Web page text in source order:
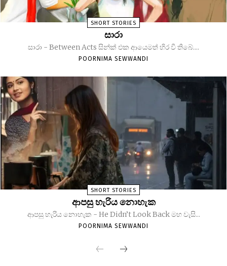
SHORT STORIES
සාරා
සාරා - Between Acts සින්ක් එක ආයෙමත් හිර වී තිබේ....
POORNIMA SEWWANDI
SHORT STORIES
ආපසු හැරිය නොහැක
ආපසු හැරිය නොහැක - He Didn’t Look Back මහ වැසි...
POORNIMA SEWWANDI